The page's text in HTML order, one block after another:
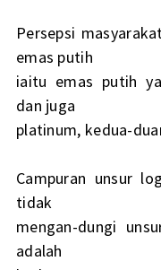
Persepsi
emas putih
iaitu emas putih
dan juga
platinum, kedua-
Campuran unsur
tidak
mengan-dungi
adalah